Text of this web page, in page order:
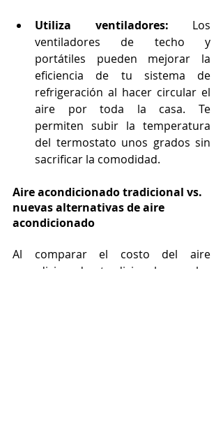
Utiliza ventiladores: Los
ventiladores de techo y
portátiles pueden mejorar la
eficiencia de tu sistema de
refrigeración al hacer circular el
aire por toda la casa. Te
permiten subir la temperatura
del termostato unos grados sin
sacrificar la comodidad.
Aire acondicionado tradicional vs.
nuevas alternativas de aire
acondicionado
Al comparar el costo del aire
acondicionado tradicional con las